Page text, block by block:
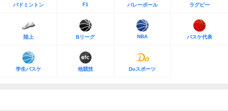
バドミントン F1 バレーボール ラグビー
陸上 Bリーグ NBA バスケ代表
学生バスケ 他競技 Doスポーツ